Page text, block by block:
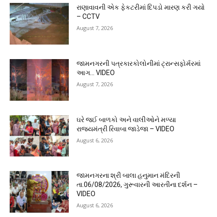
રાણાવાવની એક ફેકટરીમાં દિપડો મારણ કરી ગયો
– CCTV
August 7, 2026
જામનગરની પત્રકારકોલોનીમાં ટ્રાન્સફોર્મરમાં
આગ… VIDEO
August 7, 2026
ઘરે જઈ બાળકો અને વાલીઓને મળ્યા
રાજ્યમંત્રી રિવાબા જાડેજા – VIDEO
August 6, 2026
જામનગરના શ્રી બાલા હનુમાન મંદિરની
તા.06/08/2026, ગુરૂવારની આરતીના દર્શન –
VIDEO
August 6, 2026